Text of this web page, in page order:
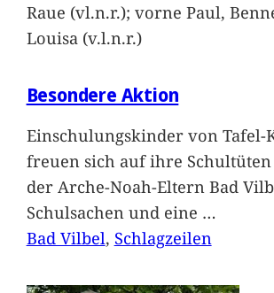
Raue (vl.n.r.); vorne Paul,
Louisa (v.l.n.r.)
Besondere Aktion
Einschulungskinder von Tafel-
freuen sich auf ihre Schultüten
der Arche-Noah-Eltern Bad
Schulsachen und eine …
Bad Vilbel, Schlagzeilen